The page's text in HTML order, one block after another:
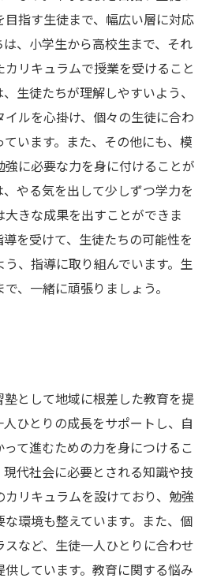
目指す生徒まで、幅広い層に対応
は、小学生から高校生まで、それ
リキュラムで授業を受けること
生徒たちが理解しやすいよう、
ルを心掛け、個々の生徒に合わ
います。また、その他にも、模
強に必要な力を身に付けることが
やる気を出して少しずつ学力を
きな成果を出すことができま
を受けて、生徒たちの可能性を
、指導に取り組んでいます。生
、一緒に頑張りましょう。
塾として地域に根差した教育を提
ひとりの成長をサポートし、自
て進むための力を身につけるこ
現代社会に必要とされる知識や技
リキュラムを設けており、勉強
な環境も整えています。また、個
スなど、生徒一人ひとりに合わせ
供しています。教育に関する悩み